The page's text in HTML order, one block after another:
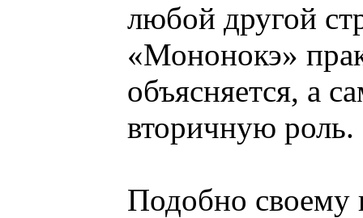
любой другой
«Мононокэ»
объясняется, а
вторичную роль.
Подобно своему